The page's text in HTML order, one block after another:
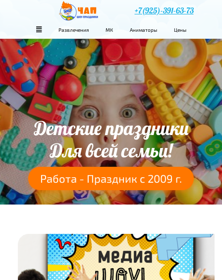
+7(925)-391-63-73
Развлечения МК Аниматоры Цены
Детские праздники
Для всей семьи!
Работа - Праздник с 2009 г.